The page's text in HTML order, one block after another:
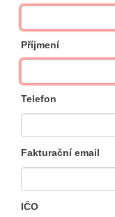
Příjmení
Telefon
Fakturační email
IČO